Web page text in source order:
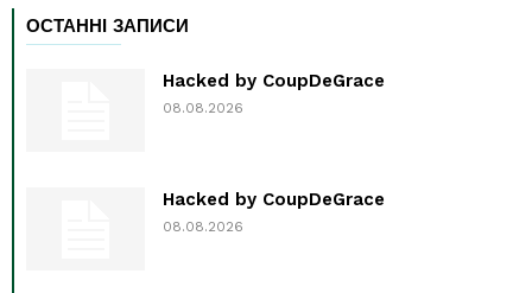
ОСТАННІ ЗАПИСИ
Hacked by CoupDeGrace
08.08.2026
Hacked by CoupDeGrace
08.08.2026